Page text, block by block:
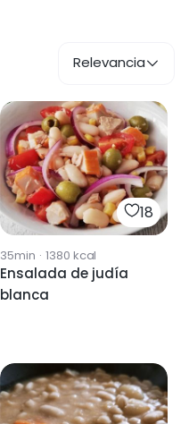
Relevancia
18
35min · 1380 kcal
Ensalada de judía
blanca